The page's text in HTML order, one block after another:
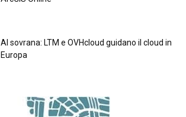
Al sovrana: LTM е OVHcloud guidano il cloud in
Europа